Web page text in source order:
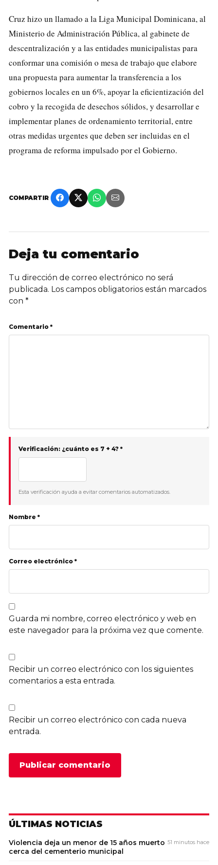
Cruz hizo un llamado a la Liga Municipal Dominicana, al
Ministerio de Administración Pública, al gabinete de
descentralización y a las entidades municipalistas para
conformar una comisión o mesa de trabajo que elabore
una propuesta para aumentar la transferencia a los
gobiernos locales en un 6%, apoyar la eficientización del
cobro y la recogida de desechos sólidos, y desarrollar e
implementar planes de ordenamiento territorial, entre
otras medidas urgentes que deben ser incluidas en el
programa de reforma impulsado por el Gobierno.
COMPARTIR
Deja tu comentario
Tu dirección de correo electrónico no será
publicada. Los campos obligatorios están marcados
con *
Comentario *
Verificación: ¿cuánto es 7 + 4? *
Esta verificación ayuda a evitar comentarios automatizados.
Nombre *
Correo electrónico *
Guarda mi nombre, correo electrónico y web en
este navegador para la próxima vez que comente.
Recibir un correo electrónico con los siguientes
comentarios a esta entrada.
Recibir un correo electrónico con cada nueva
entrada.
ÚLTIMAS NOTICIAS
Violencia deja un menor de 15 años muerto
cerca del cementerio municipal
51 minutos hace